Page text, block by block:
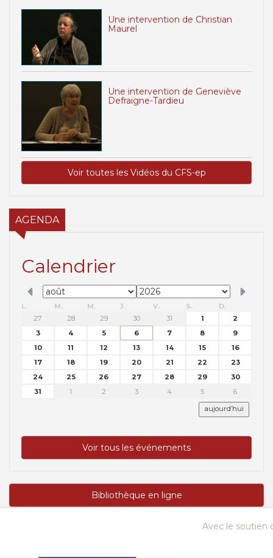
Une intervention de Christian
Maurel
Une intervention de Geneviève
Defraigne-Tardieu
Voir toutes les Vidéos du CFS-ep
AGENDA
Calendrier
L. M. M. J. V. S.
D.
27
28 29 30 31 1
2
3
4 5 6 7 8
9
10
11 12 13 14 15
16
17
18 19 20 21 22
23
24
25 26 27 28 29
30
31
1 2 3 4 5 6
aujourd’hui
Voir tous les événements
Bibliothèque en ligne
Avec le soutien